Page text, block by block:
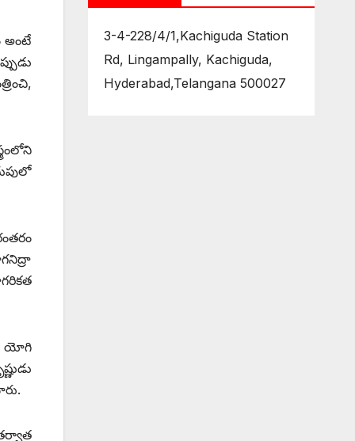
అంటే
యోగి
3-4-228/4/1,Kachiguda Station
Rd, Lingampally, Kachiguda,
Hyderabad,Telangana 500027